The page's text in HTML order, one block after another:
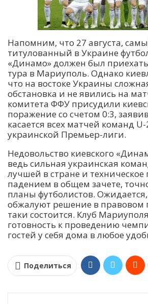
Напомним, что 27 августа,
титулованный в Украине
«Динамо» должен был
тура в Мариуполь. Однако
что на востоке Украины
обстановка и не явились на
комитета ФФУ присудили
поражение со счетом 0:3,
касается всех матчей команд
украинской Премьер-лиги.
Недовольство киевского
ведь сильная украинская
лучшей в стране и
падением в общем зачете,
планы футболистов.
обжалуют решение в правовом
таки состоится. Клуб
готовность к проведению
гостей у себя дома в любое
Поделиться